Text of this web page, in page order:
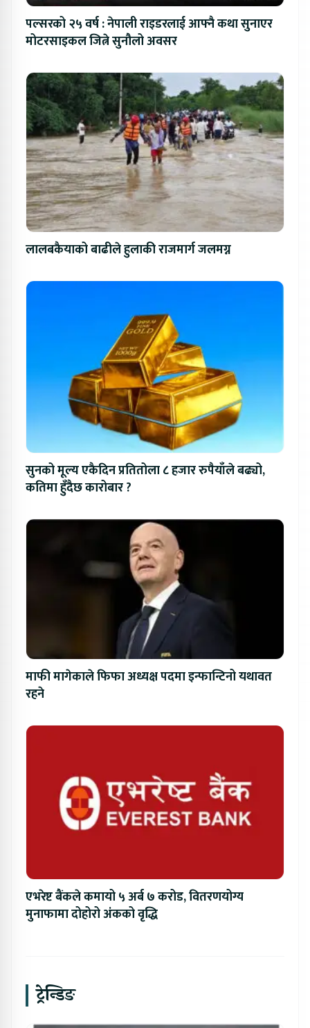
पल्सरको २५ वर्ष : नेपाली राइडरलाई आफ्नै कथा सुनाएर
मोटरसाइकल जित्ने सुनौलो अवसर
लालबकैयाको बाढीले हुलाकी राजमार्ग जलमग्न
सुनको मूल्य एकैदिन प्रतितोला ८ हजार रुपैयाँले बढ्यो,
कतिमा हुँदैछ कारोबार ?
माफी मागेकाले फिफा अध्यक्ष पदमा इन्फान्टिनो यथावत
रहने
एभरेष्ट बैंकले कमायो ५ अर्ब ७ करोड, वितरणयोग्य
मुनाफामा दोहोरो अंकको वृद्धि
ट्रेन्डिङ